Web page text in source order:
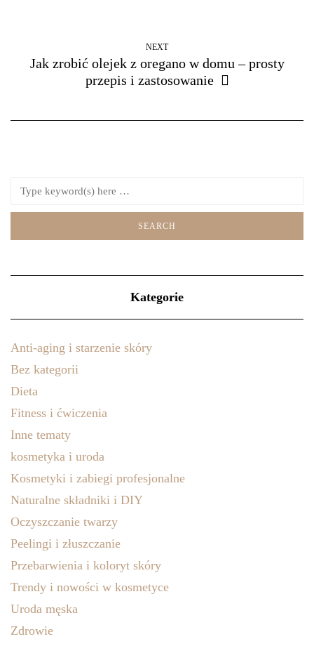
NEXT
Jak zrobić olejek z oregano w domu – prosty
przepis i zastosowanie
Kategorie
Anti-aging i starzenie skóry
Bez kategorii
Dieta
Fitness i ćwiczenia
Inne tematy
kosmetyka i uroda
Kosmetyki i zabiegi profesjonalne
Naturalne składniki i DIY
Oczyszczanie twarzy
Peelingi i złuszczanie
Przebarwienia i koloryt skóry
Trendy i nowości w kosmetyce
Uroda męska
Zdrowie